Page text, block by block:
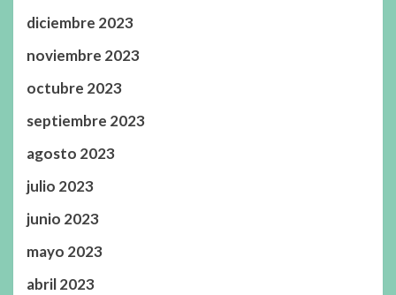
diciembre 2023
noviembre 2023
octubre 2023
septiembre 2023
agosto 2023
julio 2023
junio 2023
mayo 2023
abril 2023